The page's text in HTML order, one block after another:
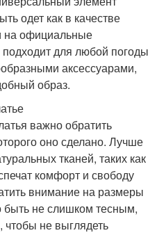
одет как в качестве
на официальные
для любой погоды
аксессуарами,
образ.
важно обратить
оно сделано. Лучше
тканей, таких как
комфорт и свободу
внимание на размеры
не слишком тесным,
не выглядеть